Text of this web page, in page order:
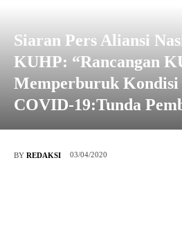
Siaran Pers Aliansi
KUHP: “Rancangan
Memperburuk Kondisi
COVID-19:Tunda
BY REDAKSI 03/04/2020